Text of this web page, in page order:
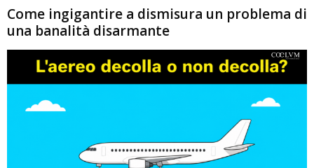
Come ingigantire a dismisura un problema di
una banalità disarmante